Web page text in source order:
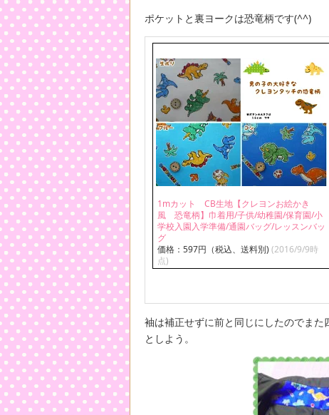
ポケットと裏ヨークは恐竜柄です(^^)
1mカット CB生地【クレヨンお絵かき
風 恐竜柄】巾着用/子供/幼稚園/保育園/小
学校入園入学準備/通園バッグ/レッスンバッ
グ
価格：597円（税込、送料別) (2016/9/9時
点)
袖は補正せずに前と同じにしたのでま
としよう。